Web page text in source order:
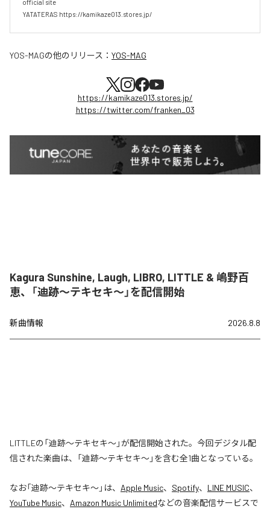
official site
YATATERAS https://kamikaze013.stores.jp/
YOS-MAGの他のリリース： YOS-MAG
https://kamikaze013.stores.jp/
https://twitter.com/franken_03
Kagura Sunshine, Laugh, LIBRO, LITTLE & 嶋野百
恵、「迪跡〜テキセキ〜」を配信開始
新曲情報 2026.8.8
LITTLEの「迪跡〜テキセキ〜」が配信開始された。今回デジタル配
信された楽曲は、「迪跡〜テキセキ〜」を含む全1曲となっている。
なお「迪跡〜テキセキ〜」は、 Apple Music、 Spotify、 LINE MUSIC、
YouTube Music、 Amazon Music Unlimitedなどの音楽配信サービスで